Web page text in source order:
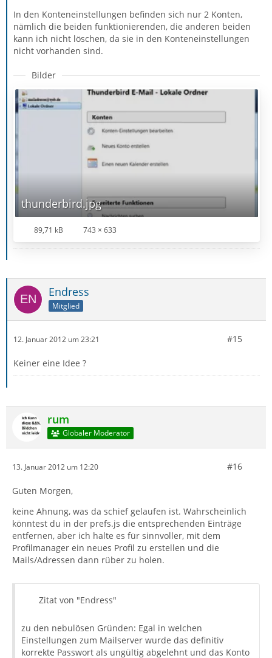
In den Konteneinstellungen befinden sich nur 2 Konten,
nämlich die beiden funktionierenden, die anderen beiden
kann ich nicht löschen, da sie in den Konteneinstellungen
nicht vorhanden sind.
Bilder
thunderbird.jpg
89,71 kB 743 × 633
Endress
Mitglied
12. Januar 2012 um 23:21 #15
Keiner eine Idee ?
rum
Globaler Moderator
13. Januar 2012 um 12:20 #16
Guten Morgen,
keine Ahnung, was da schief gelaufen ist. Wahrscheinlich
könntest du in der prefs.js die entsprechenden Einträge
entfernen, aber ich halte es für sinnvoller, mit dem
Profilmanager ein neues Profil zu erstellen und die
Mails/Adressen dann rüber zu holen.
Zitat von "Endress"
zu den nebulösen Gründen: Egal in welchen
Einstellungen zum Mailserver wurde das definitiv
korrekte Passwort als ungültig abgelehnt und das Konto